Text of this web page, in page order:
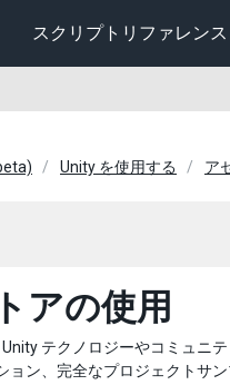
スクリプトリファレンス
Unity を使用する ア
アの使用
テクノロジーやコミュニ
ョン、完全なプロジェクトサ